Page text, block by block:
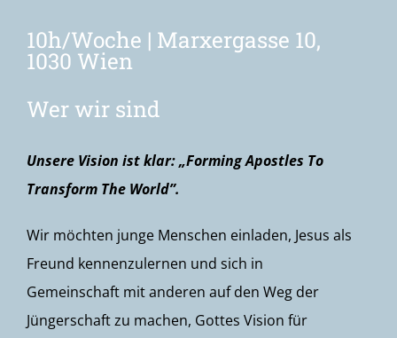
Newsletter
10h/Woche | Marxergasse 10,
1030 Wien
Wer wir sind
Unsere Vision ist klar: „Forming Apostles To
Transform The World”.
Wir möchten junge Menschen einladen, Jesus als
Freund kennenzulernen und sich in
Gemeinschaft mit anderen auf den Weg der
Jüngerschaft zu machen, Gottes Vision für